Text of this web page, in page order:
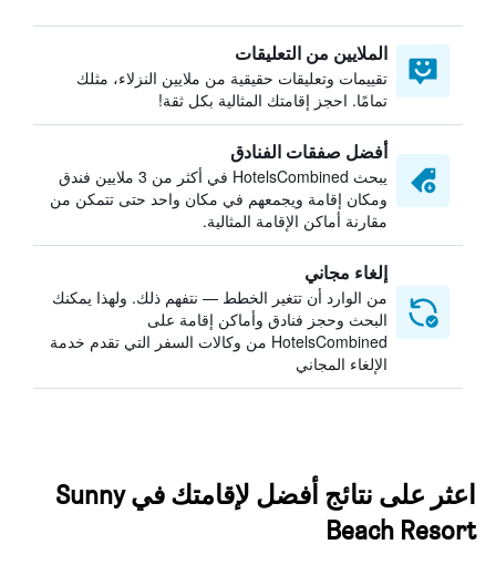
الملايين من التعليقات
تقييمات وتعليقات حقيقية من ملايين النزلاء، مثلك
تمامًا. احجز إقامتك المثالية بكل ثقة!
أفضل صفقات الفنادق
يبحث HotelsCombined في أكثر من 3 ملايين فندق
ومكان إقامة ويجمعهم في مكان واحد حتى تتمكن من
مقارنة أماكن الإقامة المثالية.
إلغاء مجاني
من الوارد أن تتغير الخطط — نتفهم ذلك. ولهذا يمكنك
البحث وحجز فنادق وأماكن إقامة على
HotelsCombined من وكالات السفر التي تقدم خدمة
الإلغاء المجاني
اعثر على نتائج أفضل لإقامتك في Sunny
Beach Resort